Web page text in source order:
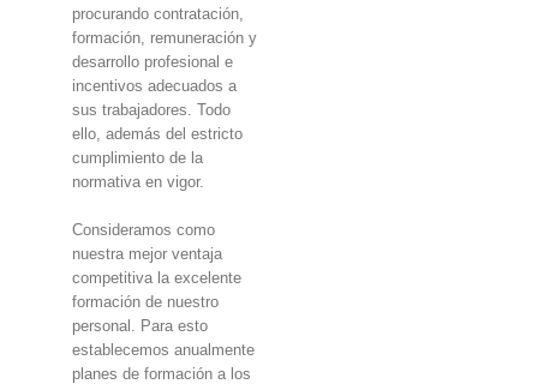
procurando contratación,
formación, remuneración y
desarrollo profesional e
incentivos adecuados a
sus trabajadores. Todo
ello, además del estricto
cumplimiento de la
normativa en vigor.
Consideramos como
nuestra mejor ventaja
competitiva la excelente
formación de nuestro
personal. Para esto
establecemos anualmente
planes de formación a los